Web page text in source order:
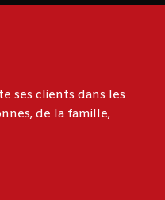
ses clients dans les
de la famille,